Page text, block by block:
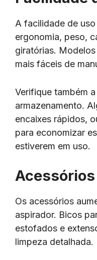
A facilidade de
ergonomia, peso,
giratórias.
mais fáceis de
Verifique também
armazenamento.
encaixes rápidos,
para economizar
estiverem em uso.
Acessórios
Os acessórios
aspirador. Bicos
estofados e
limpeza detalhada.